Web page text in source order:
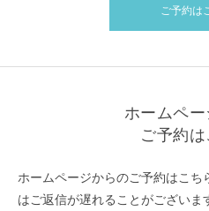
ご予約は
ホームペ
ご予約は
ホームページからのご予約はこち
はご返信が遅れることがございま